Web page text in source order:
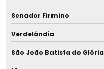
Senador Firmino
Verdelândia
São João Batista do Glória